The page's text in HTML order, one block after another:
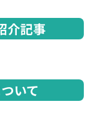
介記事
いて